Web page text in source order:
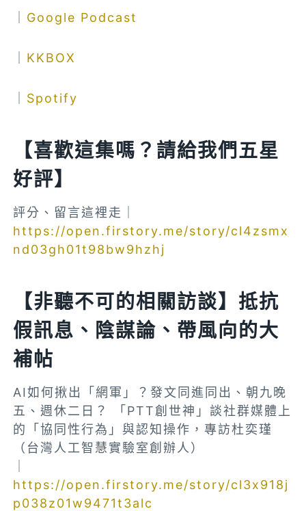
Google Podcast
KKBOX
Spotify
【喜歡這集嗎？請給我們五星
好評】
評分、留言這裡走｜
https://open.firstory.me/story/cl4zsmx
nd03gh01t98bw9hzhj
【非聽不可的相關訪談】抵抗
假訊息、陰謀論、帶風向的大
補帖
AI如何揪出「網軍」？發文同進同出、朝九晚
五、週休二日？ 「PTT創世神」談社群媒體上
的「協同性行為」與認知操作，專訪杜奕瑾
（台灣人工智慧實驗室創辦人）
https://open.firstory.me/story/cl3x918j
p038z01w9471t3alc